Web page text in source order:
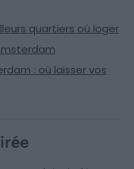
quartiers où loger
: où laisser vos